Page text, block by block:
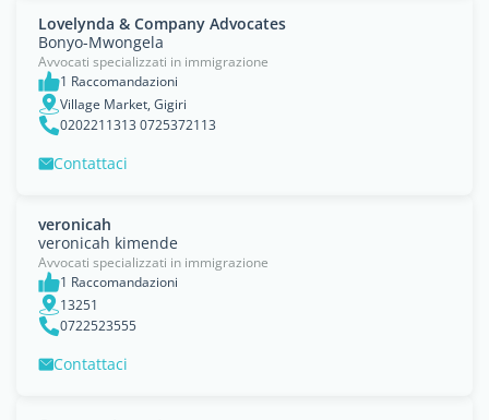
Lovelynda & Company Advocates
Bonyo-Mwongela
Avvocati specializzati in immigrazione
1 Raccomandazioni
Village Market, Gigiri
0202211313 0725372113
Contattaci
veronicah
veronicah kimende
Avvocati specializzati in immigrazione
1 Raccomandazioni
13251
0722523555
Contattaci